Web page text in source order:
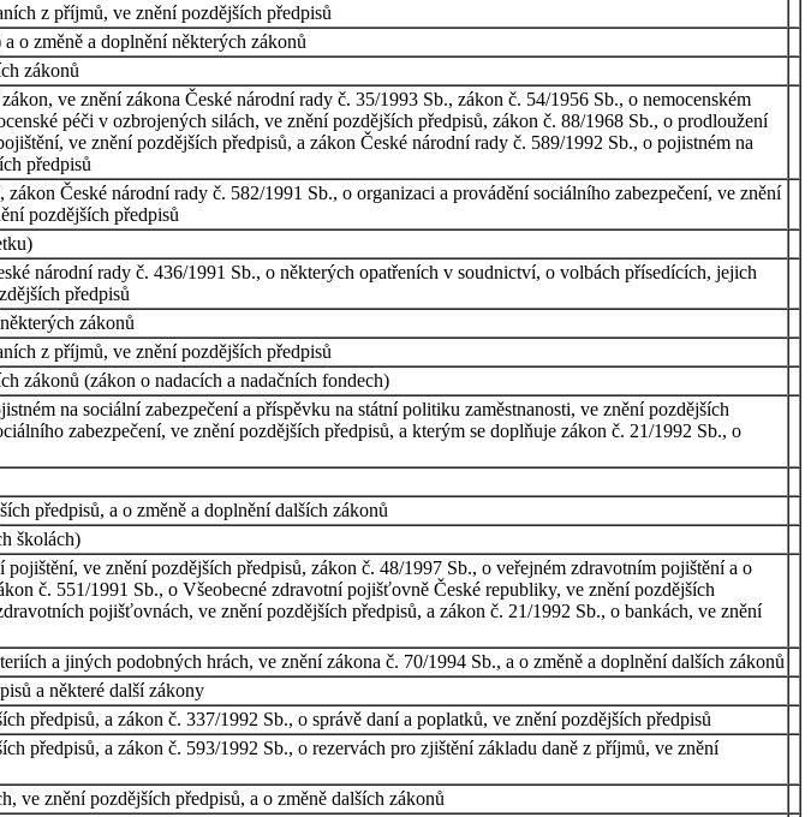
z příjmů, ve znění pozdějších předpisů
o změně a doplnění některých zákonů
zákonů
ve znění zákona České národní rady č. 35/1993 Sb., zákon č. 54/1956 Sb., o nemocenském
péči v ozbrojených silách, ve znění pozdějších předpisů, zákon č. 88/1968 Sb., o prodloužení
ve znění pozdějších předpisů, a zákon České národní rady č. 589/1992 Sb., o pojistném na
předpisů
České národní rady č. 582/1991 Sb., o organizaci a provádění sociálního zabezpečení, ve znění
pozdějších předpisů
národní rady č. 436/1991 Sb., o některých opatřeních v soudnictví, o volbách přísedících, jejich
předpisů
zákonů
z příjmů, ve znění pozdějších předpisů
zákonů (zákon o nadacích a nadačních fondech)
na sociální zabezpečení a příspěvku na státní politiku zaměstnanosti, ve znění pozdějších
zabezpečení, ve znění pozdějších předpisů, a kterým se doplňuje zákon č. 21/1992 Sb., o
předpisů, a o změně a doplnění dalších zákonů
školách)
ve znění pozdějších předpisů, zákon č. 48/1997 Sb., o veřejném zdravotním pojištění a o
č. 551/1991 Sb., o Všeobecné zdravotní pojišťovně České republiky, ve znění pozdějších
pojišťovnách, ve znění pozdějších předpisů, a zákon č. 21/1992 Sb., o bankách, ve znění
a jiných podobných hrách, ve znění zákona č. 70/1994 Sb., a o změně a doplnění dalších zákonů
a některé další zákony
předpisů, a zákon č. 337/1992 Sb., o správě daní a poplatků, ve znění pozdějších předpisů
předpisů, a zákon č. 593/1992 Sb., o rezervách pro zjištění základu daně z příjmů, ve znění
ve znění pozdějších předpisů, a o změně dalších zákonů